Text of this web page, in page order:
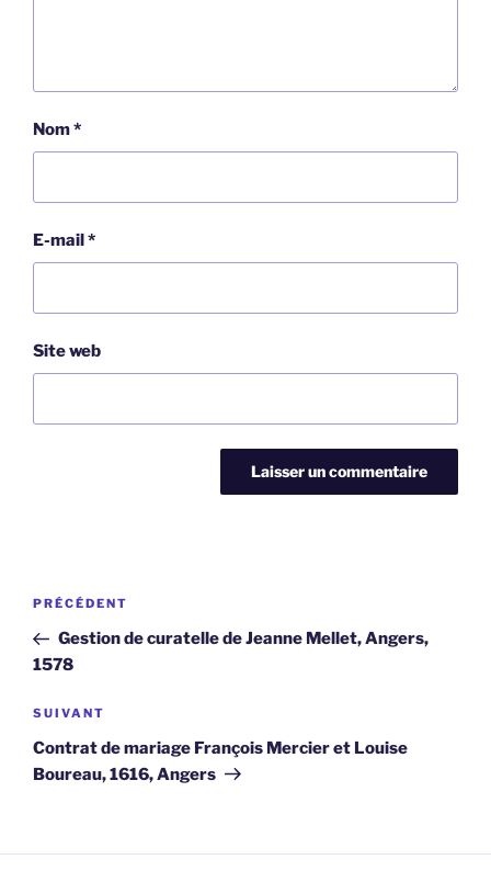
Nom*
E-mail*
Site web
Navigation
l’article
Article
précédent
PRÉCÉDENT
Gestion de curatelle de Jeanne Mellet, Angers,
1578
Article
suivant
SUIVANT
Contrat de mariage François Mercier et Louise
Boureau, 1616, Angers